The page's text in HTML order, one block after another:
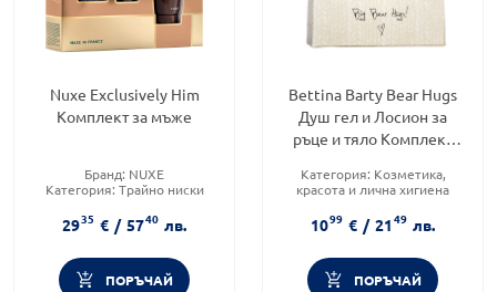
Nuxe Exclusively Him
Комплект за мъже
Бранд: NUXE
Категория: Трайно ниски
Форма на продукта:
комплект
2935 € / 5740 лв.
ПОРЪЧАЙ
Bettina Barty Bear Hugs
Душ гел и Лосион за
ръце и тяло Комплект
Категория: Козметика,
красота и лична хигиена
Тип козметика:Масова
козметика
1099 € / 2149 лв.
ПОРЪЧАЙ